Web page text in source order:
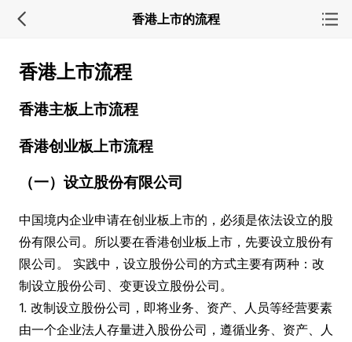
香港上市的流程
香港上市流程
香港主板上市流程
香港创业板上市流程
（一）设立股份有限公司
中国境内企业申请在创业板上市的，必须是依法设立的股
份有限公司。所以要在香港创业板上市，先要设立股份有
限公司。 实践中，设立股份公司的方式主要有两种：改
制设立股份公司、变更设立股份公司。
1. 改制设立股份公司，即将业务、资产、人员等经营要素
由一个企业法人存量进入股份公司，遵循业务、资产、人